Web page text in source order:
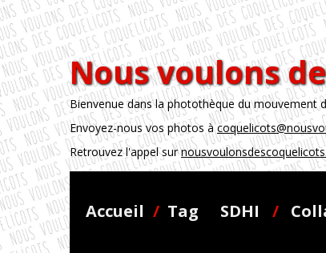
Nous voulons
Bienvenue dans la photothèque du
Envoyez-nous vos photos à
Retrouvez l'appel sur
Accueil / Tag SDHI /